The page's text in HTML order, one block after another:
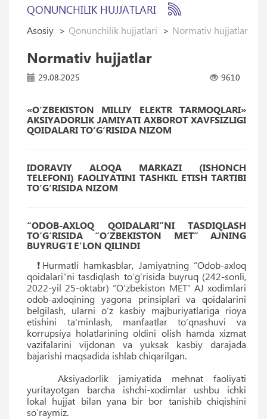
QONUNCHILIK HUJJATLARI
Asosiy Qonunchilik hujjatlari Normativ hujjatlar
Normativ hujjatlar
29.08.2025 9610
«O‘ZBEKISTON MILLIY ELEKTR TARMOQLARI»
AKSIYADORLIK JAMIYATI AXBOROT XAVFSIZLIGI
QOIDALARI TO‘G‘RISIDA NIZOM
IDORAVIY ALOQA MARKAZI (ISHONCH
TELEFONI) FAOLIYATINI TASHKIL ETISH TARTIBI
TO‘G‘RISIDA NIZOM
“ODOB-AXLOQ QOIDALARI”NI TASDIQLASH
TO‘G‘RISIDA “O‘ZBEKISTON MET” AJNING
BUYRUG‘I E'LON QILINDI
❗️Hurmatli hamkasblar, Jamiyatning “Odob-axloq
qoidalari”ni tasdiqlash to‘g‘risida buyruq (242-sonli,
2022-yil 25-oktabr) “O‘zbekiston MET” AJ xodimlari
odob-axloqining yagona prinsiplari va qoidalarini
belgilash, ularni o‘z kasbiy majburiyatlariga rioya
etishini ta'minlash, manfaatlar to‘qnashuvi va
korrupsiya holatlarining oldini olish hamda xizmat
vazifalarini vijdonan va yuksak kasbiy darajada
bajarishi maqsadida ishlab chiqarilgan.
Aksiyadorlik jamiyatida mehnat faoliyati
yuritayotgan barcha ishchi-xodimlar ushbu ichki
lokal hujjat bilan yana bir bor tanishib chiqishini
so‘raymiz.